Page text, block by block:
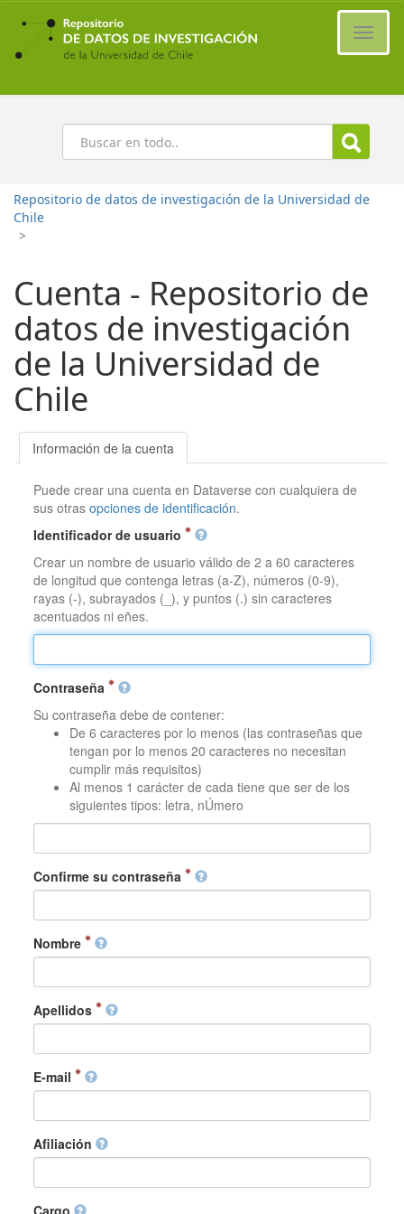
Ir
contenido
principal
Buscar
Repositorio de datos de investigación de la Universidad de
Chile
>
Cuenta - Repositorio de
datos de investigación
de la Universidad de
Chile
Información de la cuenta
Puede crear una cuenta en Dataverse con cualquiera de
sus otrasopciones de identificación.
Identificador de usuario
Crear un nombre de usuario válido de 2 a 60 caracteres
de longitud que contenga letras (a-Z), números (0-9),
rayas (-), subrayados (_), y puntos (.) sin caracteres
acentuados ni eñes.
Contraseña
Su contraseña debe de contener:
De 6 caracteres por lo menos (las contraseñas que
tengan por lo menos 20 caracteres no necesitan
cumplir más requisitos)
Al menos 1 carácter de cada tiene que ser de los
siguientes tipos: letra, nÚmero
Confirme su contraseña
Nombre
Apellidos
E-mail
Afiliación
Cargo